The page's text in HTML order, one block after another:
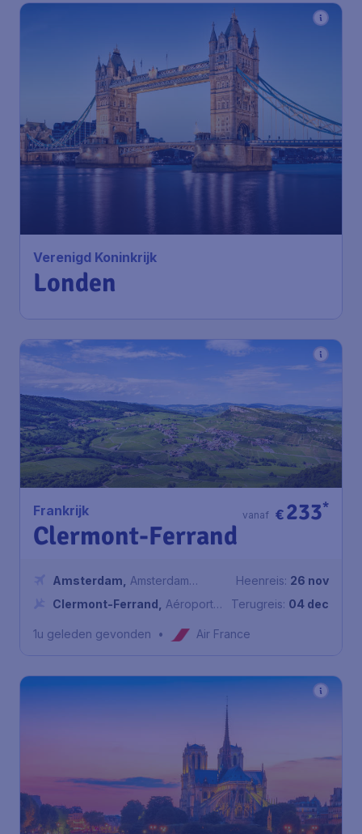
Verenigd Koninkrijk
Londen
Frankrijk
Clermont-Ferrand
€233*
vanaf
Amsterdam
Amsterdam
Airport Schiphol
Clermont-Ferrand
Aéroport
Heenreis: 26 nov
Terugreis: 04 dec
1u geleden gevonden • Air France